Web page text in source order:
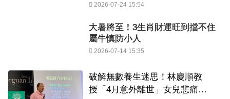
2026-07-24 15:54
大暑將至！3生肖財運旺到擋不住
屬牛慎防小人
2026-07-14 15:35
破解無數養生迷思！林慶順教
授「4月意外離世」女兒悲痛證